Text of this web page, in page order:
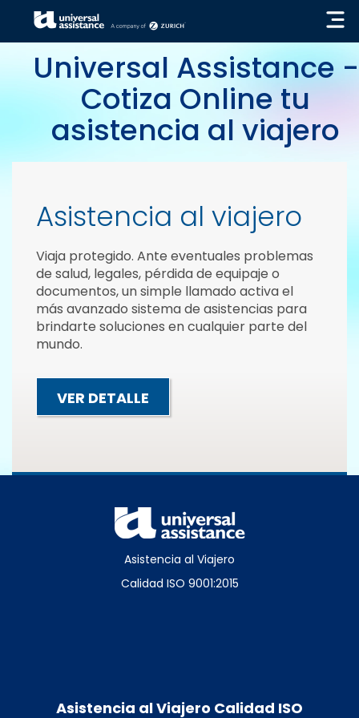
« VOLVER
Universal Assistance -
Cotiza Online tu
asistencia al viajero
Asistencia al viajero
Viaja protegido. Ante eventuales problemas
de salud, legales, pérdida de equipaje o
documentos, un simple llamado activa el
más avanzado sistema de asistencias para
brindarte soluciones encualquier parte del
mundo.
VER DETALLE
Asistencia al Viajero
Calidad ISO 9001:2015
Asistencia al Viajero Calidad ISO